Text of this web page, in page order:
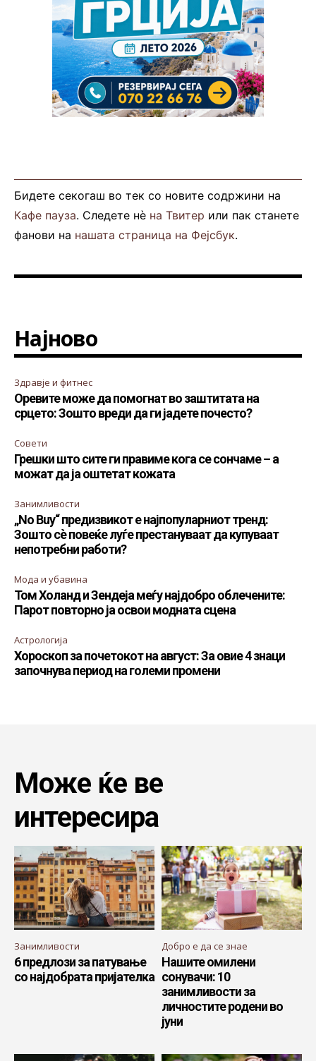
Бидете секогаш во тек со новите содржини на
Кафе пауза. Следете нè на Твитер или пак станете
фанови на нашата страница на Фејсбук.
Најново
Здравје и фитнес
Оревите може да помогнат во заштитата на
срцето: Зошто вреди да ги јадете почесто?
Совети
Грешки што сите ги правиме кога се сончаме – а
можат да ја оштетат кожата
Занимливости
„No Buy“ предизвикот е најпопуларниот тренд:
Зошто сè повеќе луѓе престануваат да купуваат
непотребни работи?
Мода и убавина
Том Холанд и Зендеја меѓу најдобро облечените:
Парот повторно ја освои модната сцена
Астрологија
Хороскоп за почетокот на август: За овие 4 знаци
започнува период на големи промени
Може ќе ве
интересира
Занимливости
6 предлози за патување
со најдобрата пријателка
Добро е да се знае
Нашите омилени
сонувачи: 10
занимливости за
личностите родени во
јуни